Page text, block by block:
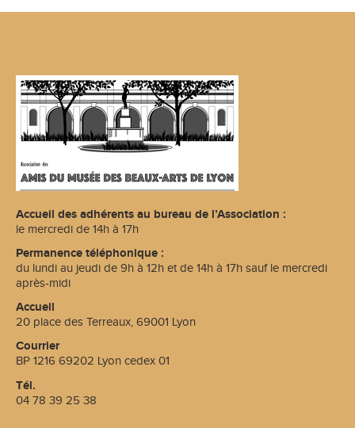
Accueil des adhérents au bureau de l’Association :
le mercredi de 14h à 17h
Permanence téléphonique :
du lundi au jeudi de 9h à 12h et de 14h à 17h sauf le mercredi
après-midi
Accueil
20 place des Terreaux, 69001 Lyon
Courrier
BP 1216 69202 Lyon cedex 01
Tél.
04 78 39 25 38